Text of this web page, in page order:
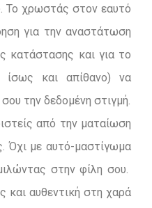
Το χρωστάς στον εαυτό
για την αναστάτωση
κατάστασης και για το
ίσως και απίθανο) να
την δεδομένη στιγμή.
από την ματαίωση
Όχι με αυτό-μαστίγωμα
στην φίλη σου.
και αυθεντική στη χαρά